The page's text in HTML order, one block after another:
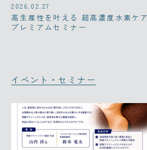
2026.02.27
高生産性を叶える 超高濃度水素ケア
プレミアムセミナー
イベント・セミナー